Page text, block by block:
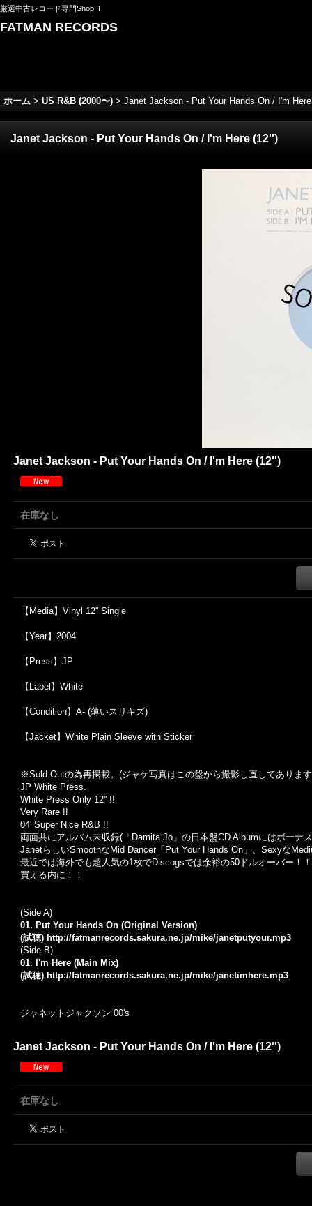
厳選中古レコード専門Shop !!
FATMAN RECORDS
ホーム > US R&B (2000〜) > Janet Jackson - Put Your Hands On / I'm
Janet Jackson - Put Your Hands On / I'm Here (12'')
Janet Jackson - Put Your Hands On / I'm Here (12'')
在庫なし
【Media】Vinyl 12'' Single
【Year】2004
【Press】JP
【Label】White
【Condition】A- (薄いスリキズ)
【Jacket】White Plain Sleeve with Sticker
※Sold Outの為再掲載。 (ジャケ写真はこの盤から撮影し直してありま
JP White Press.
White Press Only 12'' !!
Very Rare !!
04' Super Nice R&B !!
両面共にアルバム未収録( 「 Damita Jo 」の日本盤CD Albumにはボーナ
JanetらしいSmoothな Mid Dancer「 Put Your Hands On 」、 Sexyな
最近では海外でも超人気の1枚でDiscogsでは余裕の50 ドルオーバー！！
買える内に！！
(Side A)
01. Put Your Hands On (Original Version)
(試聴) http://fatmanrecords.sakura.ne.jp/mike/janetputyour.mp3
(Side B)
01. I'm Here (Main Mix)
(試聴) http://fatmanrecords.sakura.ne.jp/mike/janetimhere.mp3
ジャネットジャクソン 00's
Janet Jackson - Put Your Hands On / I'm Here (12'')
在庫なし